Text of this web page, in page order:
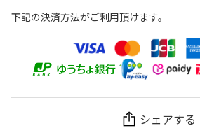
下記の決済方法がご利用頂けます。
シェアする